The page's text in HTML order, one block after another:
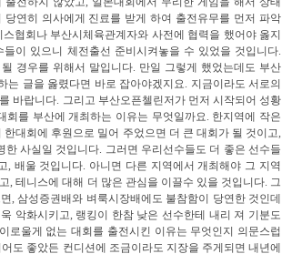
당연히 의사에게 진료를 받게 하여 출전유무를 먼저 파악
협회나 부산시체육관계자와 사전에 협력을 했어야 옳지
이 있으니 체전출선 준비시켜놓을 수 있었을 것입니다.
경우를 위해서 말입니다. 만일 그렇게 했었는데도 부산
는 글을 옳렸다면 바로 잡아야겠지요. 지금이라도 서로의
바랍니다. 그리고 부산오픈첼린저가 먼저 시작되어 성황
회를 부산에 개최하는 이유는 무엇일까요. 한지역에 작은
대회에 후원으로 밀어 주었으면 더 큰 대회가 될 것이고,
한 사실일 것입니다. 그러면 우리선수들도 더 좋은 선수들
, 배울 것입니다. 아니면 다른 지역에서 개최해야 그 지역
, 테니스에 대해 더 많은 관심을 이끌수 있을 것입니다. 그
, 삼성증권배와 벼룩시장배에도 불참함이 당연한 것인데
악화시키고, 랭킹이 한참 낮은 선수한테 내리 져 기분도
로울게 없는 대회를 출전시킨 이유는 무엇인지 의문스럽
도 좋았든 컨디션에 조금이라도 지장을 주게되면 내년에